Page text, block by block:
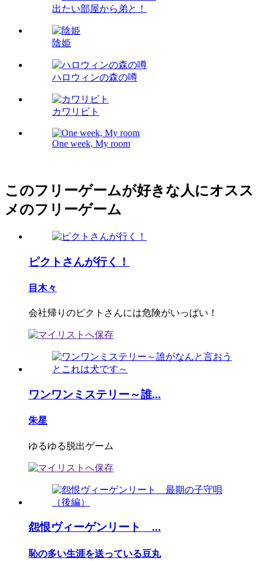
出たい部屋から弟と！
陰姫
ハロウィンの森の噂
カワリビト
One week, My room
このフリーゲームが好きな人にオスス
メのフリーゲーム
ピクトさんが行く！
目木々
会社帰りのピクトさんには危険がいっぱい！
ワンワンミステリー～誰...
朱星
ゆるゆる脱出ゲーム
怨恨ヴィーゲンリート ...
恥の多い生涯を送っている豆丸